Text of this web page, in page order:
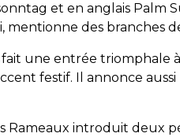
et en anglais Palm
mentionne des branches
fait une entrée triomphale
festif. Il annonce
Rameaux introduit deux